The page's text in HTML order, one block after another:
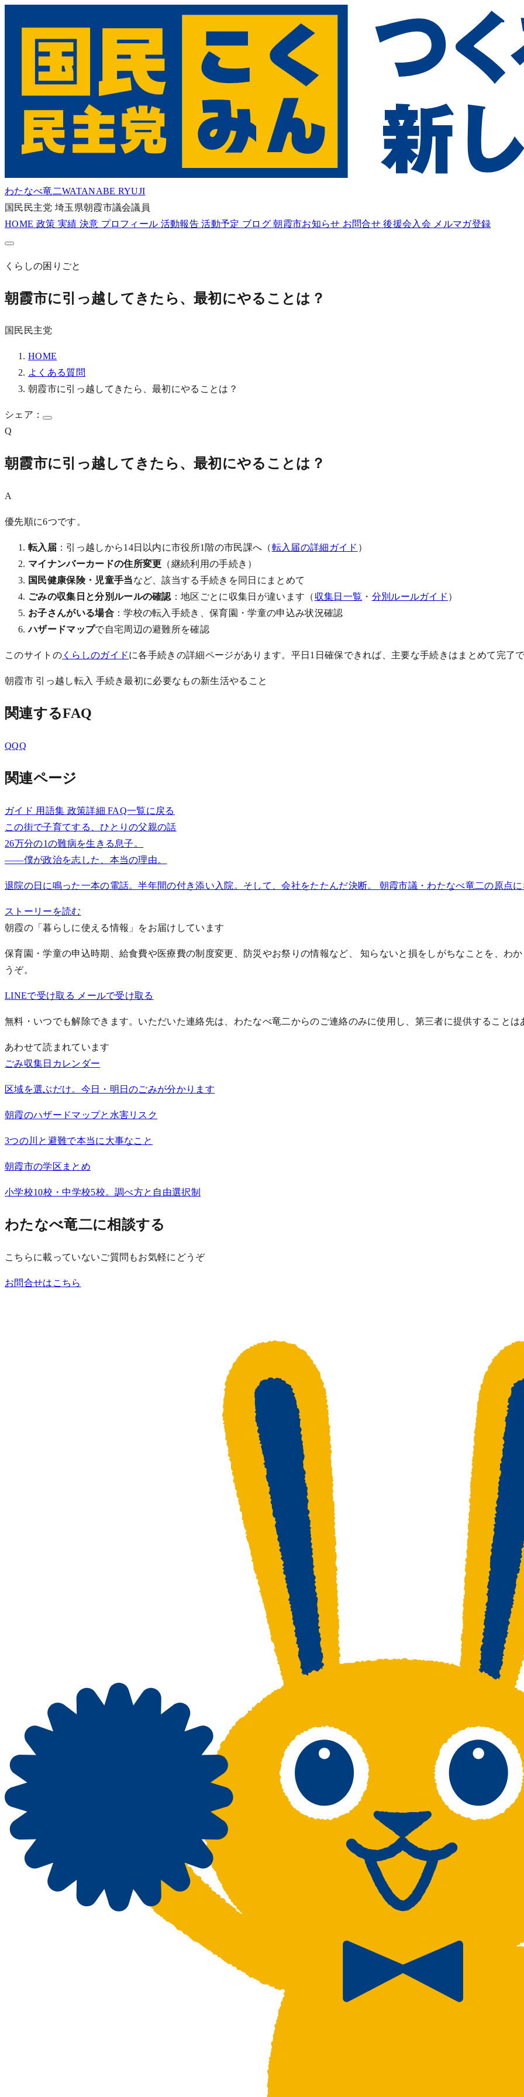
わたなべ竜二WATANABE RYUJI
国民民主党 埼玉県朝霞市議会議員
HOME 政策 実績 決意 プロフィール 活動報告活動予定 ブログ朝霞市お知らせ お問合せ後援会入会 メルマガ登録
くらしの困りごと
朝霞市に引っ越してきたら、最初にやることは？
国民民主党
HOME
よくある質問
朝霞市に引っ越してきたら、最初にやることは？
シェア：
Q
朝霞市に引っ越してきたら、最初にやることは？
A
優先順に6つです。
転入届：引っ越しから14日以内に市役所1階の市民課へ（転入届の詳細ガイド ）
マイナンバーカードの住所変更 （継続利用の手続き）
国民健康保険・児童手当など、該当する手続きを同日にまとめて
ごみの収集日と分別ルールの確認 ：地区ごとに収集日が違います（ 収集日一覧 ・ 分別ルールガイド ）
お子さんがいる場合：学校の転入手続き、保育園・学童の申込み状況確認
ハザードマップで自宅周辺の避難所を確認
このサイトのくらしのガイドに各手続きの詳細ページがあります。平日1日確保できれば、主要な手続きはまとめて完了で
朝霞市 引っ越し転入 手続き最初に必要なもの新生活やること
関連するFAQ
QQQ
関連ページ
ガイド 用語集 政策詳細FAQ一覧に戻る
この街で子育てする、ひとりの父親の話
26万分の1の難病を生きる息子。
——僕が政治を志した、本当の理由。
退院の日に鳴った一本の電話。半年間の付き添い入院。そして、会社をたたんだ決断。 朝霞市議・わたなべ竜二の原点
ストーリーを読む
朝霞の「暮らしに使える情報」をお届けしています
保育園・学童の申込時期、給食費や医療費の制度変更、防災やお祭りの情報など、 知らないと損をしがちなことを、わ
うぞ。
LINEで受け取る メールで受け取る
無料・いつでも解除できます。いただいた連絡先は、わたなべ竜二からのご連絡のみに使用し、第三者に提供することは
あわせて読まれています
ごみ収集日カレンダー
区域を選ぶだけ。今日・明日のごみが分かります
朝霞のハザードマップと水害リスク
3つの川と避難で本当に大事なこと
朝霞市の学区まとめ
小学校10校・中学校5校。調べ方と自由選択制
わたなべ竜二に相談する
こちらに載っていないご質問もお気軽にどうぞ
お問合せはこちら